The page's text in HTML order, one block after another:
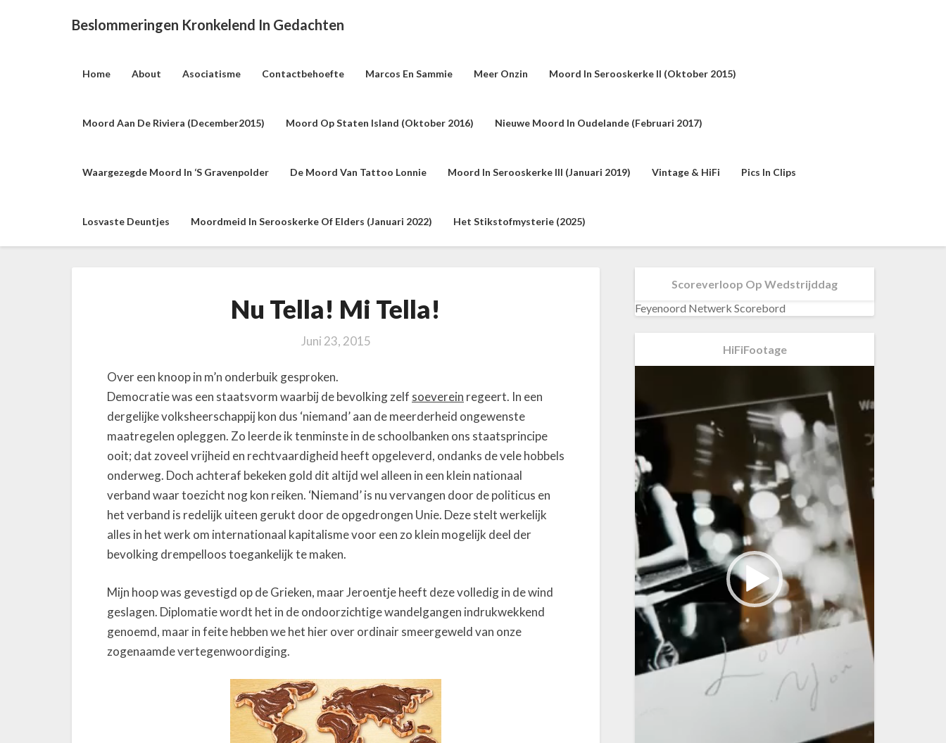
Beslommeringen Kronkelend In Gedachten
Home About Asociatisme Contactbehoefte Marcos En Sammie Meer Onzin Moord In Serooskerke II (oktober 2015)
Moord Aan De Riviera (december2015) Moord Op Staten Island (oktober 2016) Nieuwe Moord In Oudelande (februari 2017)
Waargezegde Moord In ‘s Gravenpolder De Moord Van Tattoo Lonnie Moord In Serooskerke III (januari 2019) Vintage & HiFi Pics In Clips
Losvaste Deuntjes Moordmeid In Serooskerke Of Elders (januari 2022) Het Stikstofmysterie (2025)
N
u
T
l
M
i
T
e
l
l
a
Nu Tella! Mi Tella!
Juni 23, 2015
Over een knoop in m’n onderbuik gesproken.
Democratie was een staatsvorm waarbij de bevolking zelf soeverein regeert. In een
dergelijke volksheerschappij kon dus ‘niemand’ aan de meerderheid ongewenste
maatregelen opleggen. Zo leerde ik tenminste in de schoolbanken ons staatsprincipe
ooit; dat zoveel vrijheid en rechtvaardigheid heeft opgeleverd, ondanks de vele hobbels
onderweg. Doch achteraf bekeken gold dit altijd wel alleen in een klein nationaal
verband waar toezicht nog kon reiken. ‘Niemand’ is nu vervangen door de politicus en
het verband is redelijk uiteen gerukt door de opgedrongen Unie. Deze stelt werkelijk
alles in het werk om internationaal kapitalisme voor een zo klein mogelijk deel der
bevolking drempelloos toegankelijk te maken.
Mijn hoop was gevestigd op de Grieken, maar Jeroentje heeft deze volledig in de wind
geslagen. Diplomatie wordt het in de ondoorzichtige wandelgangen indrukwekkend
genoemd, maar in feite hebben we het hier over ordinair smeergeweld van onze
zogenaamde vertegenwoordiging.
Scoreverloop Op Wedstrijddag
Feyenoord Netwerk Scorebord
HiFiFootage